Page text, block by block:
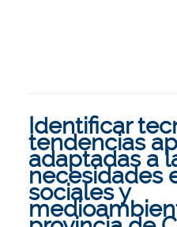
Identificar
tendencias
adaptadas a
necesidades
sociales y